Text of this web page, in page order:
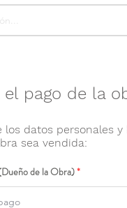
el pago de la
los datos personales
sea vendida:
de la Obra)